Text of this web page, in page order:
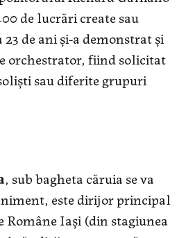
de lucrări create sau
de ani şi-a demonstrat şi
orchestrator, fiind solicitat
sau diferite grupuri
, sub bagheta căruia se va
este dirijor principal
Române Iaşi (din stagiunea